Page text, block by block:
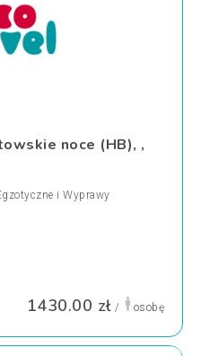
noce (HB), ,
i Wyprawy
1430.00 zł / osobę